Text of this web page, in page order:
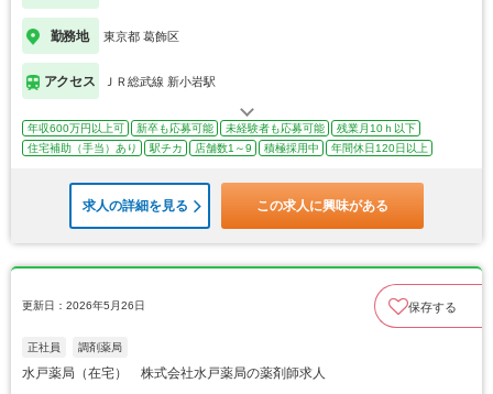
勤務地 東京都 葛飾区
アクセス ＪＲ総武線 新小岩駅
年収600万円以上可 新卒も応募可能 未経験者も応募可能
残業月10ｈ以下
住宅補助（手当）あり
駅チカ 店舗数1～9 積極採用中 年間休日120日以上
求人の詳細を見る この求人に興味がある
更新日：2026年5月26日 保存する
正社員 調剤薬局
水戸薬局（在宅） 株式会社水戸薬局の薬剤師求人